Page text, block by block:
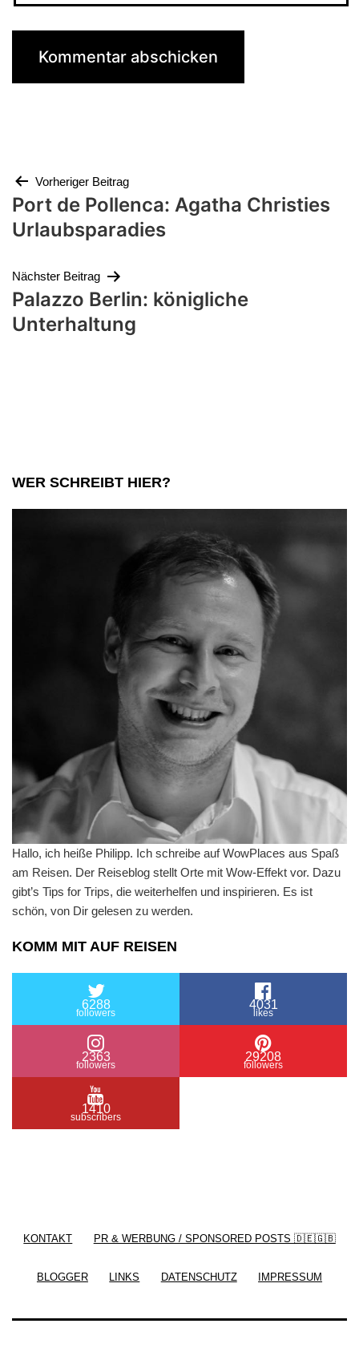
Beitragsnavigation
Vorheriger Beitrag
Port de Pollenca: Agatha Christies
Urlaubsparadies
Nächster Beitrag
Palazzo Berlin: königliche
Unterhaltung
WER SCHREIBT HIER?
Hallo, ich heiße Philipp. Ich schreibe auf WowPlaces aus Spaß
am Reisen. Der Reiseblog stellt Orte mit Wow-Effekt vor. Dazu
gibt’s Tips for Trips, die weiterhelfen und inspirieren. Es ist
schön, von Dir gelesen zu werden.
KOMM MIT AUF REISEN
6288
followers
4031
likes
2363
followers
29208
followers
1410
subscribers
KONTAKT PR & WERBUNG / SPONSORED POSTS 🇩🇪🇬🇧
BLOGGER LINKS DATENSCHUTZ IMPRESSUM